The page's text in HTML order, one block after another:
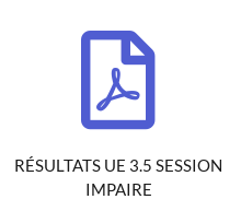
RÉSULTATS UE 3.5 SESSION
IMPAIRE